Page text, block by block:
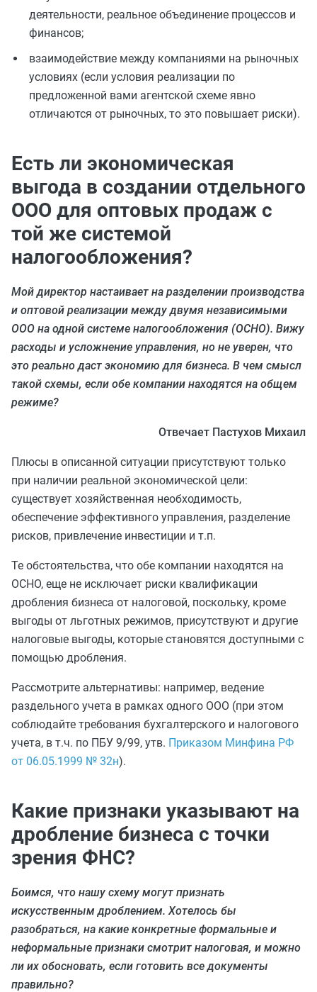
деятельности, реальное объединение процессов и
финансов;
взаимодействие между компаниями на рыночных
условиях (если условия реализации по
предложенной вами агентской схеме явно
отличаются от рыночных, то это повышает риски).
Есть ли экономическая
выгода в создании отдельного
ООО для оптовых продаж с
той же системой
налогообложения?
Мой директор настаивает на разделении производства
и оптовой реализации между двумя независимыми
ООО на одной системе налогообложения (ОСНО). Вижу
расходы и усложнение управления, но не уверен, что
это реально даст экономию для бизнеса. В чем смысл
такой схемы, если обе компании находятся на общем
режиме?
Отвечает Пастухов Михаил
Плюсы в описанной ситуации присутствуют только
при наличии реальной экономической цели:
существует хозяйственная необходимость,
обеспечение эффективного управления, разделение
рисков, привлечение инвестиции и т.п.
Те обстоятельства, что обе компании находятся на
ОСНО, еще не исключает риски квалификации
дробления бизнеса от налоговой, поскольку, кроме
выгоды от льготных режимов, присутствуют и другие
налоговые выгоды, которые становятся доступными с
помощью дробления.
Рассмотрите альтернативы: например, ведение
раздельного учета в рамках одного ООО (при этом
соблюдайте требования бухгалтерского и налогового
учета, в т.ч. по ПБУ 9/99, утв. Приказом Минфина РФ
от 06.05.1999 № 32н).
Какие признаки указывают на
дробление бизнеса с точки
зрения ФНС?
Боимся, что нашу схему могут признать
искусственным дроблением. Хотелось бы
разобраться, на какие конкретные формальные и
неформальные признаки смотрит налоговая, и можно
ли их обосновать, если готовить все документы
правильно?